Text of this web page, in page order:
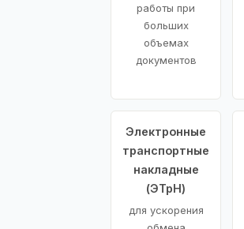
работы при
больших
объемах
документов
Электронные
транспортные
накладные
(ЭТрН)
для ускорения